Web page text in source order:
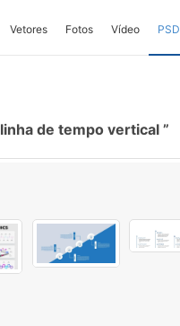
Vetores Fotos Vídeo PSD
linha de tempo vertical